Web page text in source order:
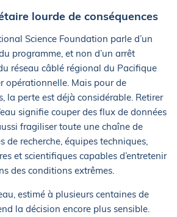
lourde de conséquences
Science Foundation parle d’un
programme, et non d’un arrêt
réseau câblé régional du Pacifique
opérationnelle. Mais pour de
la perte est déjà considérable. Retirer
signifie couper des flux de données
fragiliser toute une chaîne de
de recherche, équipes techniques,
et scientifiques capables d’entretenir
des conditions extrêmes.
estimé à plusieurs centaines de
la décision encore plus sensible.